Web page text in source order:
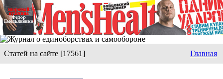
Статей на сайте [17561] Главная